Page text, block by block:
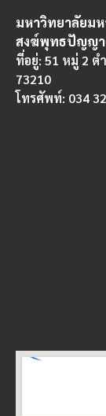
มหาวิทยาลัยม
สงฆ์พุทธปัญญา
ที่อยู่: 51 หมู่ 2 ต
73210
โทรศัพท์: 034